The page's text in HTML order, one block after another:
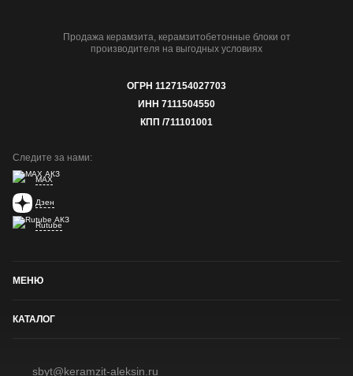
Продажа керамзита, керамзитобетонные блоки от
производителя на выгодных условиях
ОГРН 1127154027703
ИНН 7111504550
КПП /711101001
Следите за нами:
MAX
Дзен
Rutube
МЕНЮ
КАТАЛОГ
sbyt@keramzit-aleksin.ru